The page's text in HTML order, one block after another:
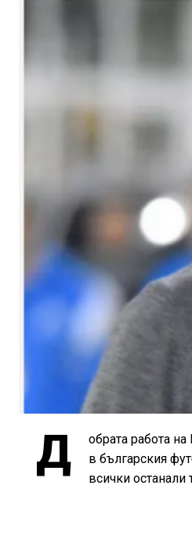
Д
обрата работа
в българския
всички останали